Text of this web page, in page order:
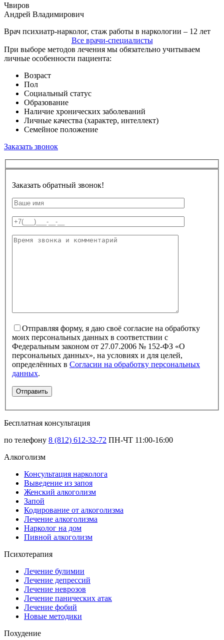
Чвиров
Андрей Владимирович
Врач психиатр-нарколог, стаж работы в наркологии – 12 лет
Все врачи-специалисты
При выборе методов лечения мы обязательно учитываем
личные особенности пациента:
Возраст
Пол
Социальный статус
Образование
Наличие хронических заболеваний
Личные качества (характер, интеллект)
Семейное положение
Заказать звонок
Заказать обратный звонок!
Отправляя форму, я даю своё согласие на обработку
моих персональных данных в соответствии с
Федеральным законом от 27.07.2006 № 152-ФЗ «О
персональных данных», на условиях и для целей,
определённых в Согласии на обработку персональных
данных.
Бесплатная консультация
по телефону 8 (812) 612-32-72 ПН-ЧТ 11:00-16:00
Алкоголизм
Консультация нарколога
Выведение из запоя
Женский алкоголизм
Запой
Кодирование от алкоголизма
Лечение алкоголизма
Нарколог на дом
Пивной алкоголизм
Психотерапия
Лечение булимии
Лечение депрессий
Лечение неврозов
Лечение панических атак
Лечение фобий
Новые методики
Похудение